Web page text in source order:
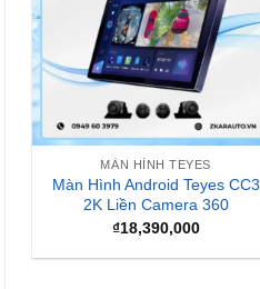
MÀN HÌNH TEYES
Màn Hình Android Teyes CC3
2K Liền Camera 360
₫18,390,000